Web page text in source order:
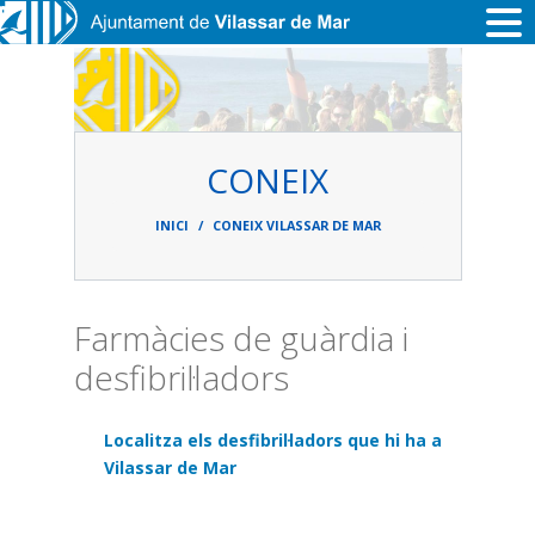
Vés al contingut
CONEIX
d'ariadna
INICI CONEIX VILASSAR DE MAR
Farmàcies de guàrdia i
desfibril·ladors
Localitza els desfibril·ladors que hi ha a
Vilassar de Mar